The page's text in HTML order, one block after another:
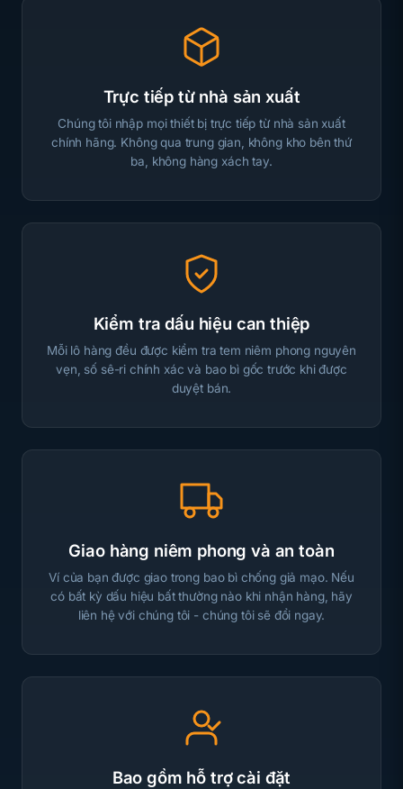
Trực tiếp từ nhà sản xuất
Chúng tôi nhập mọi thiết bị trực tiếp từ nhà sản xuất
chính hãng. Không qua trung gian, không kho bên thứ
ba, không hàng xách tay.
Kiểm tra dấu hiệu can thiệp
Mỗi lô hàng đều được kiểm tra tem niêm phong nguyên
vẹn, số sê-ri chính xác và bao bì gốc trước khi được
duyệt bán.
Giao hàng niêm phong và an toàn
Ví của bạn được giao trong bao bì chống giả mạo. Nếu
có bất kỳ dấu hiệu bất thường nào khi nhận hàng, hãy
liên hệ với chúng tôi - chúng tôi sẽ đổi ngay.
Bao gồm hỗ trợ cài đặt